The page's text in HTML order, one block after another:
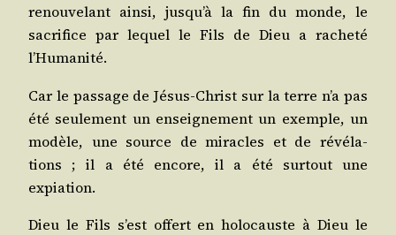
renou­ve­lant ain­si, jusqu’à la fin du monde, le
sacri­fice par lequel le Fils de Dieu a rache­té
l’Humanité.
Car le pas­sage de Jésus-Christ sur la terre n’a pas
été seule­ment un ensei­gne­ment un exemple, un
modèle, une source de miracles et de révé­la­
tions ; il a été encore, il a été sur­tout une
expiation.
Dieu le Fils s’est offert en holo­causte à Dieu le